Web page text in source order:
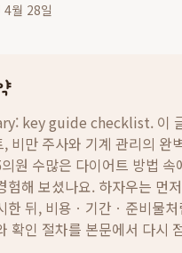
월 28일
key guide checklist. 이
, 비만 주사와 기계 관리의 완
원 수많은 다이어트 방법 속
험해 보셨나요. 하자우는 먼
한 뒤, 비용ㆍ기간ㆍ준비물
확인 절차를 본문에서 다시